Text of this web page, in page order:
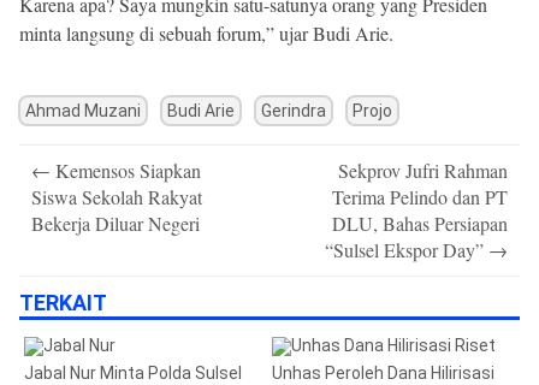
minta langsung di sebuah forum,” ujar Budi Arie.
Ahmad Muzani Budi Arie Gerindra Projo
navigation
← Kemensos Siapkan
Siswa Sekolah Rakyat
Bekerja Diluar Negeri
Sekprov Jufri Rahman
Terima Pelindo dan PT
DLU, Bahas Persiapan
“Sulsel Ekspor Day” →
TERKAIT
Jabal Nur Minta Polda Sulsel
Unhas Peroleh Dana Hilirisasi